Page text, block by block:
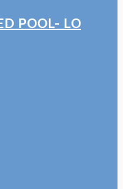
POOL- LO